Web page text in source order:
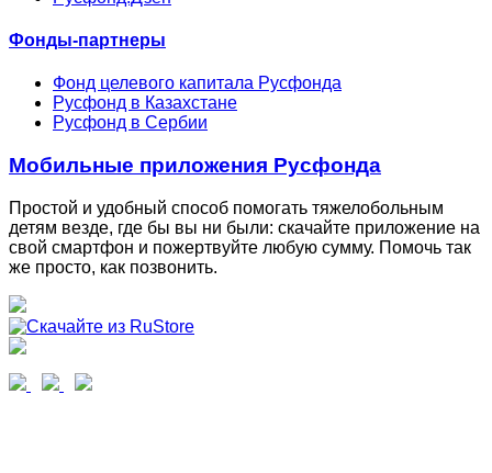
Фонды-партнеры
Фонд целевого капитала Русфонда
Русфонд в Казахстане
Русфонд в Сербии
Мобильные приложения Русфонда
Простой и удобный способ помогать тяжелобольным
детям везде, где бы вы ни были: скачайте приложение на
свой смартфон и пожертвуйте любую сумму. Помочь так
же просто, как позвонить.